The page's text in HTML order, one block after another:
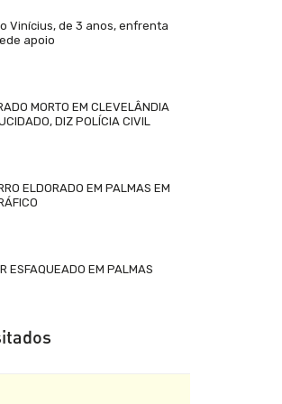
Vinícius, de 3 anos, enfrenta
apoio
MORTO EM CLEVELÂNDIA
DIZ POLÍCIA CIVIL
ELDORADO EM PALMAS EM
ESFAQUEADO EM PALMAS